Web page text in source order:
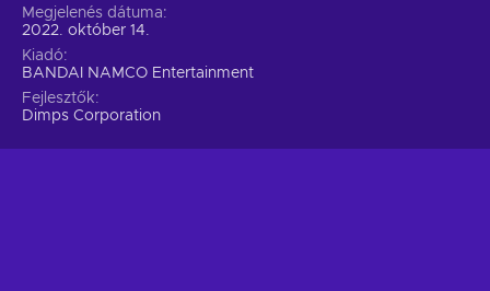
Megjelenés dátuma
2022. október 14.
Kiadó
BANDAI NAMCO Entertainment
Fejlesztők
Dimps Corporation